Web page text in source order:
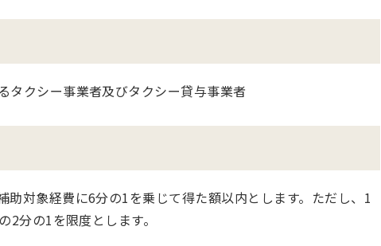
タクシー事業者及びタクシー貸与事業者
対象経費に6分の1を乗じて得た額以内とします。ただし、1
分の1を限度とします。